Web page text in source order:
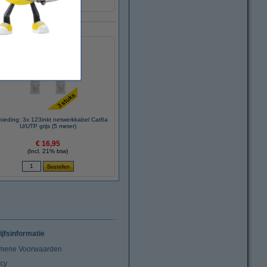
500 MHz
3x 123inkt netwerkkabel Cat6a
U/UTP grijs (5 meter)
€ 16,95
(Incl. 21% btw)
Voorwaarden